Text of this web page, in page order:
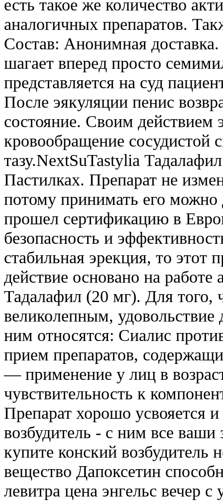
есть такое же количество
аналогичных препаратов.
Состав: Анонимная
шагает вперед просто
представляется на суд
После эякуляции пенис
состояние. Своим действием
кровообращение сосудистой
тазу.NextSuTastylia
Пастилках. Препарат не
потому принимать его можно
прошел сертификацию в
безопасность и
стабильная эрекция, то этот
действие основано на
Тадалафил (20 мг). Для того,
великолепным,
ним относятся: Сиалис
прием препаратов,
— применение у лиц в
чувствительность к
Препарат хорошо усвояется
возбудитель - с ним все
купите конский возбудитель
вещество Дапоксетин
левитра цена энгельс вечер